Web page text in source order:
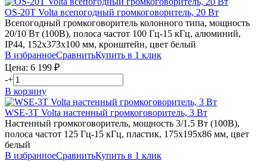
OS-20T Volta всепогодный громкоговоритель, 20 Вт
Всепогодный громкоговоритель колонного типа, мощность
20/10 Вт (100В), полоса частот 100 Гц-15 кГц, алюминий,
IP44, 152х373х100 мм, кронштейн, цвет белый
В избранноеСравнитьКупить в 1 клик
Цена: 6 199 ₽
-+
В корзину
WSE-3T Volta настенный громкоговоритель, 3 Вт
Настенный громкоговоритель, мощность 3/1.5 Вт (100В),
полоса частот 125 Гц-15 кГц, пластик, 175х195х86 мм, цвет
белый
В избранноеСравнитьКупить в 1 клик